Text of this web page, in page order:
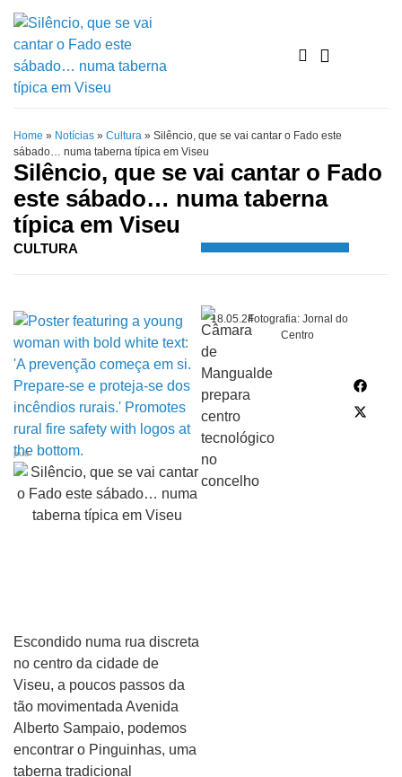
Home » Notícias » Cultura » Silêncio, que se vai cantar o Fado este
sábado… numa taberna típica em Viseu
Silêncio, que se vai cantar o Fado
este sábado… numa taberna
típica em Viseu
CULTURA
18.05.24Fotografia: Jornal do
Centro
pub
Escondido numa rua discreta
no centro da cidade de
Viseu, a poucos passos da
tão movimentada Avenida
Alberto Sampaio, podemos
encontrar o Pinguinhas, uma
taberna tradicional